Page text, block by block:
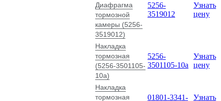
Диафрагма
тормозной
камеры (5256-
3519012)
5256-
3519012
Узнать
цену
Накладка
тормозная
(5256-3501105-
10а)
5256-
3501105-10а
Узнать
цену
Накладка
тормозная
01801-3341- Узнать